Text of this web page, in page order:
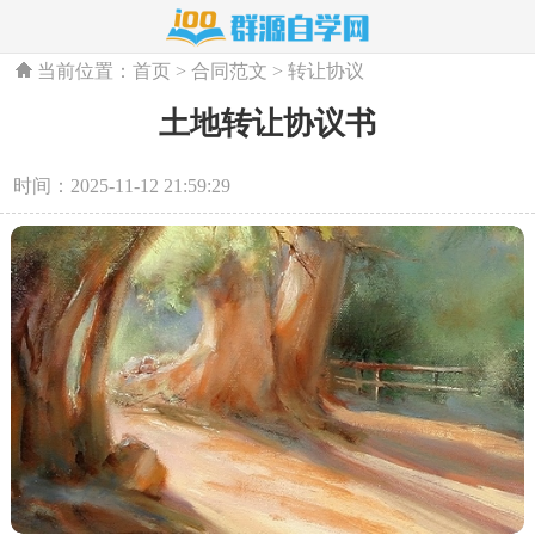
当前位置：首页 >合同范文 >转让协议
土地转让协议书
时间：2025-11-12 21:59:29